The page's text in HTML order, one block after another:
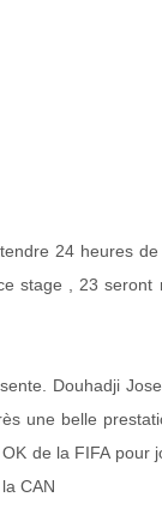
24 heures
stage , 23
Douhadji
une belle
de la FIFA pour
CAN